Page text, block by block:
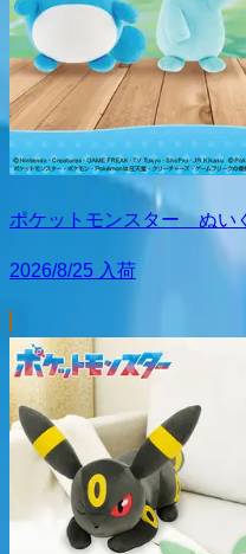
ポケットモンスター ぬい
2026/8/25 入荷